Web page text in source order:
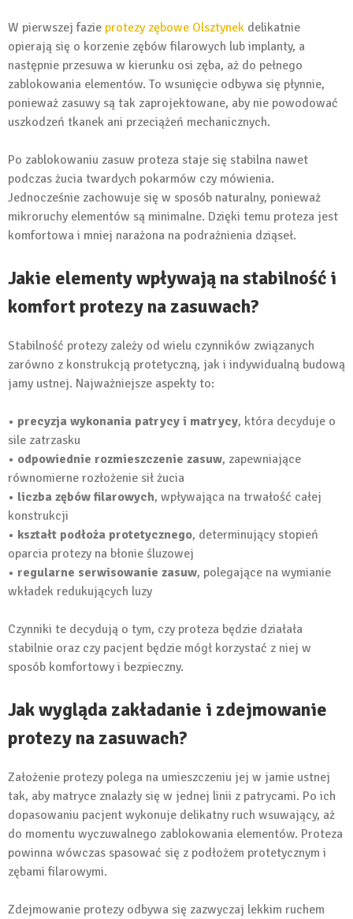
W pierwszej fazie protezy zębowe Olsztynek delikatnie
opierają się o korzenie zębów filarowych lub implanty, a
następnie przesuwa w kierunku osi zęba, aż do pełnego
zablokowania elementów. To wsunięcie odbywa się płynnie,
ponieważ zasuwy są tak zaprojektowane, aby nie powodować
uszkodzeń tkanek ani przeciążeń mechanicznych.
Po zablokowaniu zasuw proteza staje się stabilna nawet
podczas żucia twardych pokarmów czy mówienia.
Jednocześnie zachowuje się w sposób naturalny, ponieważ
mikroruchy elementów są minimalne. Dzięki temu proteza jest
komfortowa i mniej narażona na podrażnienia dziąseł.
Jakie elementy wpływają na stabilność i
komfort protezy na zasuwach?
Stabilność protezy zależy od wielu czynników związanych
zarówno z konstrukcją protetyczną, jak i indywidualną budową
jamy ustnej. Najważniejsze aspekty to:
• precyzja wykonania patrycy i matrycy, która decyduje o
sile zatrzasku
• odpowiednie rozmieszczenie zasuw, zapewniające
równomierne rozłożenie sił żucia
• liczba zębów filarowych, wpływająca na trwałość całej
konstrukcji
• kształt podłoża protetycznego, determinujący stopień
oparcia protezy na błonie śluzowej
• regularne serwisowanie zasuw, polegające na wymianie
wkładek redukujących luzy
Czynniki te decydują o tym, czy proteza będzie działała
stabilnie oraz czy pacjent będzie mógł korzystać z niej w
sposób komfortowy i bezpieczny.
Jak wygląda zakładanie i zdejmowanie
protezy na zasuwach?
Założenie protezy polega na umieszczeniu jej w jamie ustnej
tak, aby matryce znalazły się w jednej linii z patrycami. Po ich
dopasowaniu pacjent wykonuje delikatny ruch wsuwający, aż
do momentu wyczuwalnego zablokowania elementów. Proteza
powinna wówczas spasować się z podłożem protetycznym i
zębami filarowymi.
Zdejmowanie protezy odbywa się zazwyczaj lekkim ruchem